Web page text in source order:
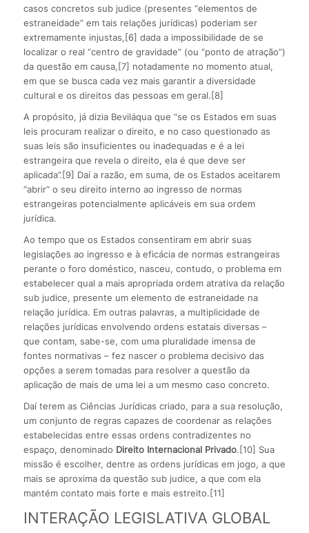
casos concretos sub judice (presentes “elementos de
estraneidade” em tais relações jurídicas) poderiam ser
extremamente injustas,[6] dada a impossibilidade de se
localizar o real “centro de gravidade” (ou “ponto de atração”)
da questão em causa,[7] notadamente no momento atual,
em que se busca cada vez mais garantir a diversidade
cultural e os direitos das pessoas em geral.[8]
A propósito, já dizia Beviláqua que “se os Estados em suas
leis procuram realizar o direito, e no caso questionado as
suas leis são insuficientes ou inadequadas e é a lei
estrangeira que revela o direito, ela é que deve ser
aplicada”.[9] Daí a razão, em suma, de os Estados aceitarem
“abrir” o seu direito interno ao ingresso de normas
estrangeiras potencialmente aplicáveis em sua ordem
jurídica.
Ao tempo que os Estados consentiram em abrir suas
legislações ao ingresso e à eficácia de normas estrangeiras
perante o foro doméstico, nasceu, contudo, o problema em
estabelecer qual a mais apropriada ordem atrativa da relação
sub judice, presente um elemento de estraneidade na
relação jurídica. Em outras palavras, a multiplicidade de
relações jurídicas envolvendo ordens estatais diversas –
que contam, sabe-se, com uma pluralidade imensa de
fontes normativas – fez nascer o problema decisivo das
opções a serem tomadas para resolver a questão da
aplicação de mais de uma lei a um mesmo caso concreto.
Daí terem as Ciências Jurídicas criado, para a sua resolução,
um conjunto de regras capazes de coordenar as relações
estabelecidas entre essas ordens contradizentes no
espaço, denominado Direito Internacional Privado.[10] Sua
missão é escolher, dentre as ordens jurídicas em jogo, a que
mais se aproxima da questão sub judice, a que com ela
mantém contato mais forte e mais estreito.[11]
INTERAÇÃO LEGISLATIVA GLOBAL